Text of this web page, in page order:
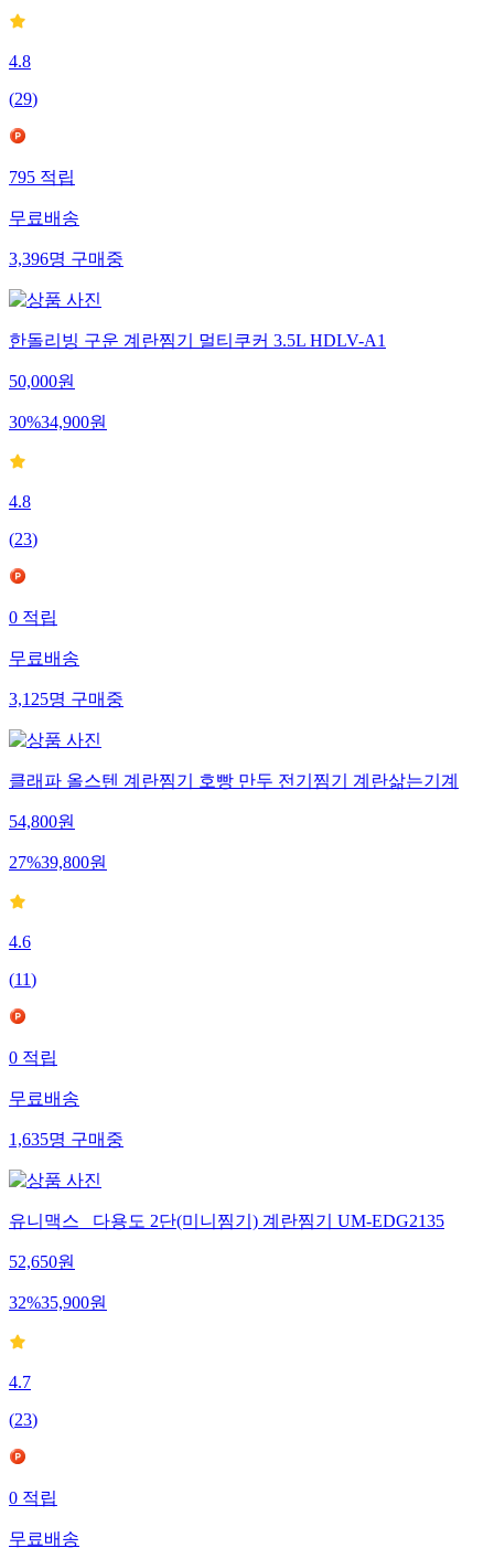
4.8
(29)
795적립
무료배송
3,396명구매중
한돌리빙 구운 계란찜기 멀티쿠커 3.5L HDLV-A1
50,000원
30%34,900원
4.8
(23)
0적립
무료배송
3,125명구매중
클래파 올스텐 계란찜기 호빵 만두 전기찜기 계란삶는기계
54,800원
27%39,800원
4.6
(11)
0적립
무료배송
1,635명구매중
유니맥스_ 다용도 2단(미니찜기) 계란찜기 UM-EDG2135
52,650원
32%35,900원
4.7
(23)
0적립